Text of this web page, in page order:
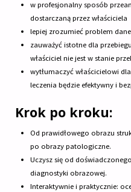
w profesjonalny sposób
dostarczaną przez właściciela
lepiej zrozumieć problem
zauważyć istotne dla
właściciel nie jest w stanie
wytłumaczyć właścicielowi
leczenia będzie efektywny i
Krok po kroku:
Od prawidłowego obrazu
po obrazy patologiczne.
Uczysz się od
diagnostyki obrazowej.
Interaktywnie i praktycznie: